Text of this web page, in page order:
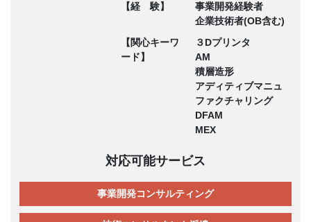
【経 験】
事業開発経験者
企業技術者(OB含む)
【関心キーワ
ード】
３Dプリンタ
AM
積層造形
アディティブマニュ
ファクチャリング
DFAM
MEX
対応可能サービス
事業開発コンサルティング